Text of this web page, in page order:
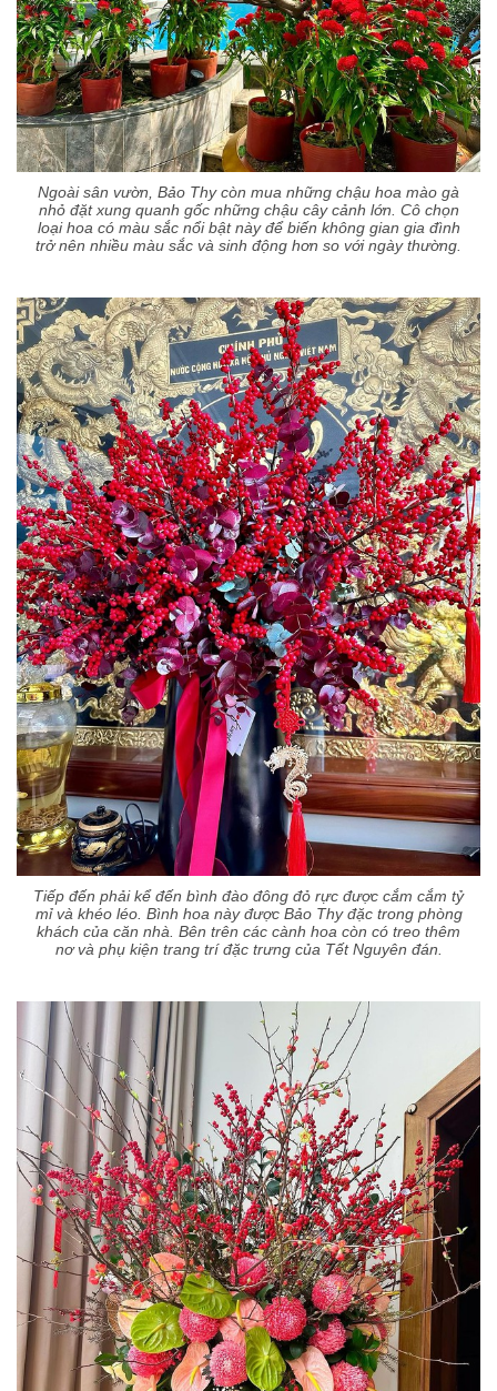
Ngoài sân vườn, Bảo Thy còn mua những chậu hoa mào gà
nhỏ đặt xung quanh gốc những chậu cây cảnh lớn. Cô chọn
loại hoa có màu sắc nổi bật này để biến không gian gia đình
trở nên nhiều màu sắc và sinh động hơn so với ngày thường.
Tiếp đến phải kể đến bình đào đông đỏ rực được cắm cắm tỷ
mỉ và khéo léo. Bình hoa này được Bảo Thy đặc trong phòng
khách của căn nhà. Bên trên các cành hoa còn có treo thêm
nơ và phụ kiện trang trí đặc trưng của Tết Nguyên đán.